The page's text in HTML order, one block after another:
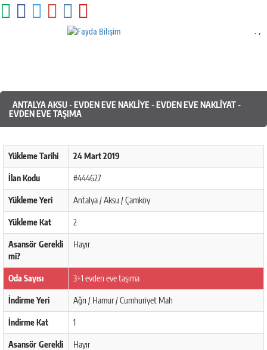
. ,
ANTALYA AKSU - EVDEN EVE NAKLIYE - EVDEN EVE NAKLIYAT -
EVDEN EVE TAŞIMA
Yükleme Tarihi 24 Mart 2019
İlan Kodu #444627
Yükleme Yeri Antalya / Aksu / Çamköy
Yükleme Kat 2
Asansör Gerekli
mi?
Hayır
Oda Sayısı 3+1 evden eve taşıma
İndirme Yeri Ağrı / Hamur / Cumhuriyet Mah
İndirme Kat 1
Asansör Gerekli
Hayır